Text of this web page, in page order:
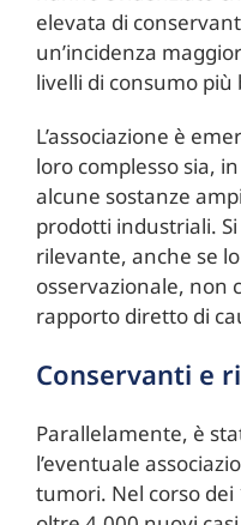
elevata di
un’incidenza
livelli di consumo più
L’associazione è
loro complesso sia,
alcune sostanze
prodotti industriali.
rilevante, anche se
osservazionale, non
rapporto diretto di
Conservanti e
Parallelamente, è
l’eventuale
tumori. Nel corso